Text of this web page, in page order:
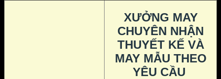
XƯỞNG MAY
CHUYÊN NHẬN
THUYẾT KẾ VÀ
MAY MẪU THEO
YÊU CẦU